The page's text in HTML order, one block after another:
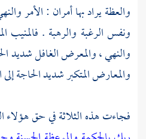
والعظة يراد بها أمران : الأمر
ونفس الرغبة والرهبة . فالمنيب
والنهي ، والمعرض الغافل شديد
والمعارض المتكبر شديد الحاجة إلى
فجاءت هذه الثلاثة في حق هؤلاء